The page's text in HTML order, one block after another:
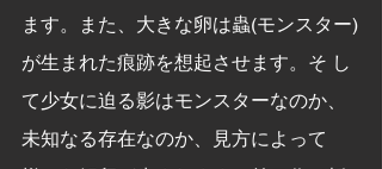
ます。また、大きな卵は蟲(モンスター)
が生まれた痕跡を想起させます。そ し
て少女に迫る影はモンスターなのか、
未知なる存在なのか、見方によって